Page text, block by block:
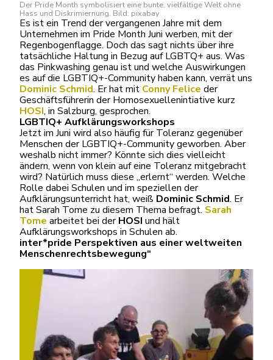
Der Pride Month symbolisiert eine bunte, vielfältige Welt ohne
Hass und Diskrimiernung. Bild: pixabay
Es ist ein Trend der vergangenen Jahre mit dem
Unternehmen im Pride Month Juni werben, mit der
Regenbogenflagge. Doch das sagt nichts über ihre
tatsächliche Haltung in Bezug auf LGBTQ+ aus. Was
das Pinkwashing genau ist und welche Auswirkungen
es auf die LGBTIQ+-Community haben kann, verrät uns
Dominic Schmid. Er hat mit Conny Felice der
Geschäftsführerin der Homosexuellenintiative kurz
HOSI, in Salzburg, gesprochen.
LGBTIQ+ Aufklärungsworkshops
Jetzt im Juni wird also häufig für Toleranz gegenüber
Menschen der LGBTIQ+-Community geworben. Aber
weshalb nicht immer? Könnte sich dies vielleicht
ändern, wenn von klein auf eine Toleranz mitgebracht
wird? Natürlich muss diese „erlernt“ werden. Welche
Rolle dabei Schulen und im speziellen der
Aufklärungsunterricht hat, weiß Dominic Schmid. Er
hat Sarah Tome zu diesem Thema befragt. Sarah
Tome arbeitet bei derHOSI und hält
Aufklärungsworkshops in Schulen ab.
inter*pride Perspektiven aus einer weltweiten
Menschenrechtsbewegung“